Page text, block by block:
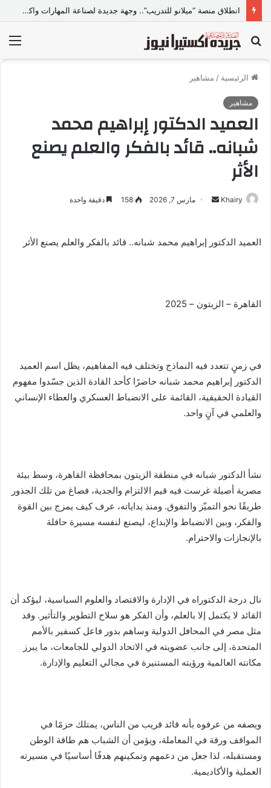
انطلاق منصة “ميلانو للتدريب”.. وجهة جديدة لصناعة المهارات واكتشاف المواهب..
بحث
عن
الرئيسية / مشاهير
مشاهير
العميد الدكتور إبراهيم محمد
شبانه.. قائد بالفكر والعلم يصنع
الأثر
Khairy
د
ر
و
ن
مارس 7, 2026 158 دقيقة واحدة
العميد الدكتور إبراهيم محمد شبانه.. قائد بالفكر والعلم يصنع الأثر
القاهرة – الزيتون – 2025
في زمنٍ تتعدد فيه النماذج وتختلف فيه المفاهيم، يظل اسم العميد
الدكتور إبراهيم محمد شبانه حاضرًا كأحد القادة الذين جسّدوا مفهوم
القيادة الحقيقية، القائمة على الانضباط العسكري والعطاء الإنساني
والعلمي في آنٍ واحد.
نشأ الدكتور شبانه في منطقة الزيتون بمحافظة القاهرة، وسط بيئة
مصرية أصيلة غرست فيه قيم الالتزام والجدية، فصاغ من تلك الجذور
طريقًا نحو التميّز والتفوق. ومنذ بداياته، عرف كيف يمزج بين القوة
والفكر، وبين الانضباط والإبداع، ليصنع لنفسه مسيرة حافلة
بالإنجازات والاحترام.
نال درجة الدكتوراه في الإدارة والاقتصاد والعلوم السياسية، ليؤكد أن
القائد لا يكتمل إلا بالعلم، وأن الفكر هو سلاح التطوير والتأثير. وقد
مثل مصر في المحافل الدولية وساهم بدور فاعل كسفير بالأمم
المتحدة، إلى جانب عضويته في الاتحاد الدولي للجامعات، ما يبرز
مكانته العالمية ورؤيته المستنيرة في مجالي التعليم والإدارة.
ويصفه من عرفوه بأنه قائد قريب من الناس، يمتلك حزمًا في
المواقف ورقة في المعاملة، ويؤمن أن الشباب هم طاقة الوطن
ومستقبله، لذا جعل من دعمهم وتمكينهم هدفًا أساسيًا في مسيرته
العملية والأكاديمية.